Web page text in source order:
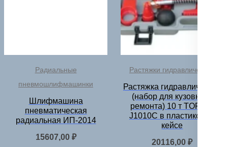
Радиальные
пневмошлифмашинки
Шлифмашина
пневматическая
радиальная ИП-2014
15607,00 ₽
Растяжки гидравлические
Растяжка гидравлическая
(набор для кузовного
ремонта) 10 т TOR LT-
J1010C в пластиковом
кейсе
20116,00₽